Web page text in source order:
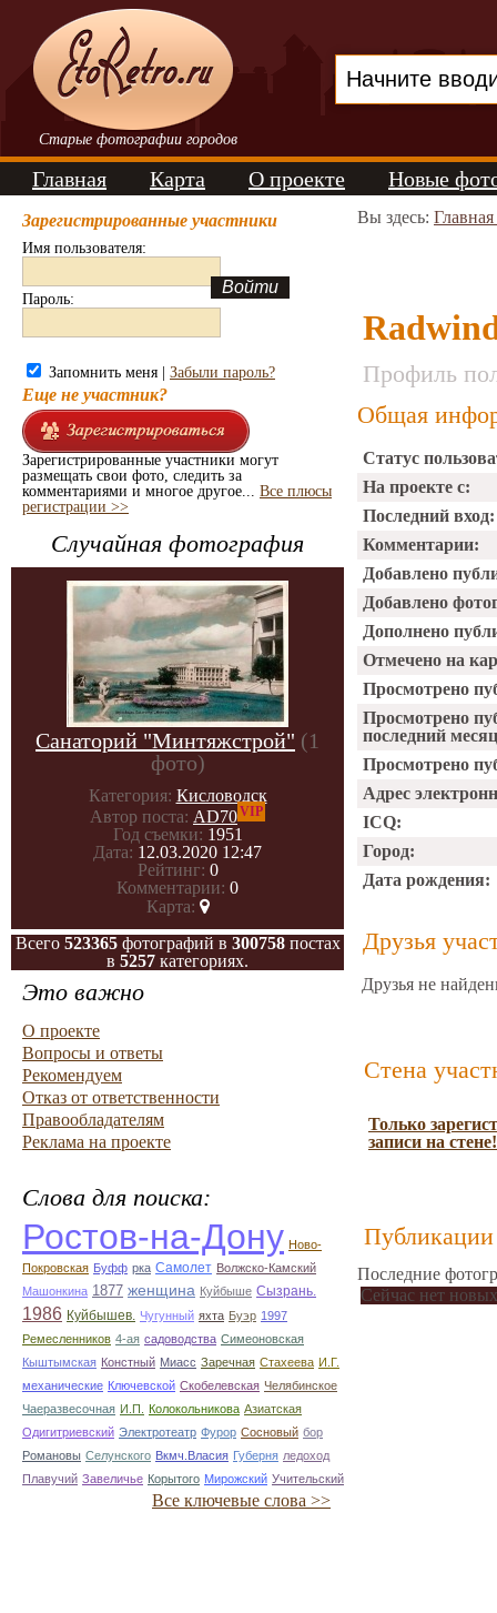
Старые фотографии городов
Главная Карта О проекте Новые
Зарегистрированные участники
Имя пользователя:
Пароль:
Запомнить меня | Забыли пароль?
Еще не участник?
Зарегистрированные участники могут
размещать свои фото, следить за
комментариями и многое другое... Все плюсы
регистрации >>
Случайная фотография
Санаторий "Минтяжстрой" (1
фото)
Категория: Кисловодск
Автор поста: AD70VIP
Год съемки: 1951
Дата: 12.03.2020 12:47
Рейтинг: 0
Комментарии: 0
Карта:
Всего 523365фотографий в 300758постах
в 5257 категориях.
Это важно
О проекте
Вопросы и ответы
Рекомендуем
Отказ от ответственности
Правообладателям
Реклама на проекте
Слова для поиска:
Ростов-на-Дону Ново-
Покровская Буфф рка Самолет Волжско-Камский
Машонкина 1877 женщина Куйбыше Сызрань.
1986 Куйбышев. Чугунный яхта Буэр 1997
Ремесленников 4-ая садоводства Симеоновская
Кыштымская Констный Миасс Заречная Стахеева И.Г.
механические Ключевской Скобелевская Челябинское
Чаеразвесочная И.П. Колокольникова Азиатская
Одигитриевский Электротеатр Фурор Сосновый бор
Романовы Селунского Вкмч.Власия Губерня ледоход
Плавучий Завеличье Корытого Мирожский Учительский
Все ключевые слова >>
Вы здесь:
Профиль
Общая
Статус
На проекте с:
Последний вход:
Комментарии:
Добавлено
Добавлено
Дополнено
Отмечено на
Просмотрено
Просмотрено
последний
Просмотрено
Адрес
ICQ:
Город:
Дата рождения:
Друзья
Друзья не
Стена
Только
записи на стене!
Публикации
Последние
Сейчас нет